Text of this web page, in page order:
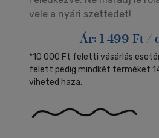
vele a nyári szettedet!
Ár: 1 499 Ft /
*10 000 Ft feletti vásárlás
felett pedig mindkét terméket
viheted haza.